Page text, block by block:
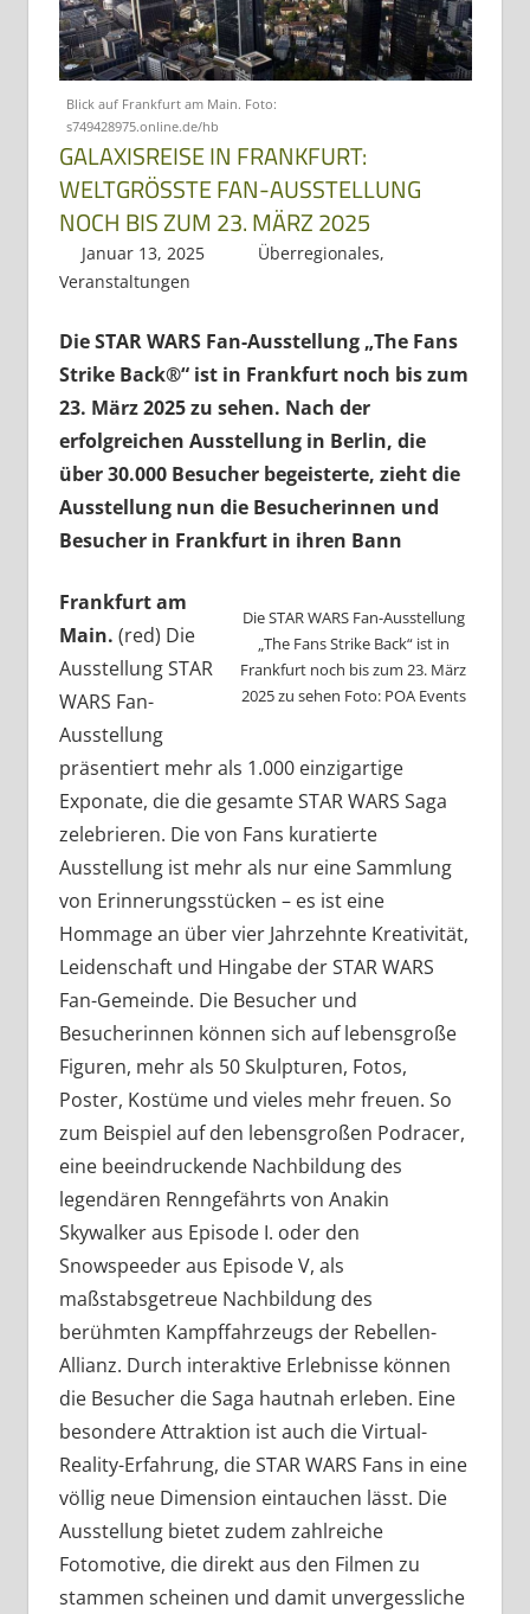
Dreiländereck
Blick auf Frankfurt am Main. Foto:
s749428975.online.de/hb
GALAXISREISE IN FRANKFURT:
WELTGRÖSSTE FAN-AUSSTELLUNG
NOCH BIS ZUM 23. MÄRZ 2025
Januar 13, 2025 Regio3
Überregionales,
Veranstaltungen
Die STAR WARS Fan-Ausstellung „The Fans
Strike Back®“ ist in Frankfurt noch bis zum
23. März 2025 zu sehen. Nach der
erfolgreichen Ausstellung in Berlin, die
über 30.000 Besucher begeisterte, zieht die
Ausstellung nun die Besucherinnen und
Besucher in Frankfurt in ihren Bann
Die STAR WARS Fan-Ausstellung
„The Fans Strike Back“ ist in
Frankfurt noch bis zum 23. März
2025 zu sehen Foto: POA Events
Frankfurt am
Main. (red) Die
Ausstellung STAR
WARS Fan-
Ausstellung
präsentiert mehr als 1.000 einzigartige
Exponate, die die gesamte STAR WARS Saga
zelebrieren. Die von Fans kuratierte
Ausstellung ist mehr als nur eine Sammlung
von Erinnerungsstücken – es ist eine
Hommage an über vier Jahrzehnte Kreativität,
Leidenschaft und Hingabe der STAR WARS
Fan-Gemeinde. Die Besucher und
Besucherinnen können sich auf lebensgroße
Figuren, mehr als 50 Skulpturen, Fotos,
Poster, Kostüme und vieles mehr freuen. So
zum Beispiel auf den lebensgroßen Podracer,
eine beeindruckende Nachbildung des
legendären Renngefährts von Anakin
Skywalker aus Episode I. oder den
Snowspeeder aus Episode V, als
maßstabsgetreue Nachbildung des
berühmten Kampffahrzeugs der Rebellen-
Allianz. Durch interaktive Erlebnisse können
die Besucher die Saga hautnah erleben. Eine
besondere Attraktion ist auch die Virtual-
Reality-Erfahrung, die STAR WARS Fans in eine
völlig neue Dimension eintauchen lässt. Die
Ausstellung bietet zudem zahlreiche
Fotomotive, die direkt aus den Filmen zu
stammen scheinen und damit unvergessliche